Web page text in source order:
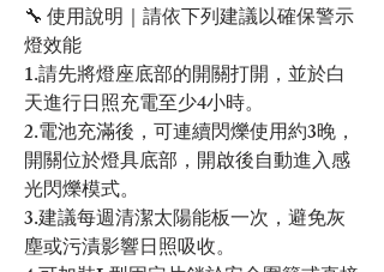
🔧 使用說明｜請依下列建議以確保警示
燈效能
1.請先將燈座底部的開關打開，並於白
天進行日照充電至少4小時。
2.電池充滿後，可連續閃爍使用約3晚，
開關位於燈具底部，開啟後自動進入感
光閃爍模式。
3.建議每週清潔太陽能板一次，避免灰
塵或污漬影響日照吸收。